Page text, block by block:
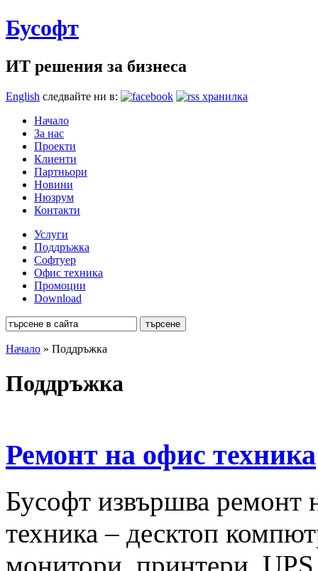
Бусофт
ИТ решения за бизнеса
English следвайте ни в:
Начало
За нас
Проекти
Клиенти
Партньори
Новини
Нюзрум
Контакти
Услуги
Поддръжка
Софтуер
Офис техника
Промоции
Download
Начало » Поддръжка
Поддръжка
Ремонт на офис техника
Бусофт извършва ремонт
техника – десктоп